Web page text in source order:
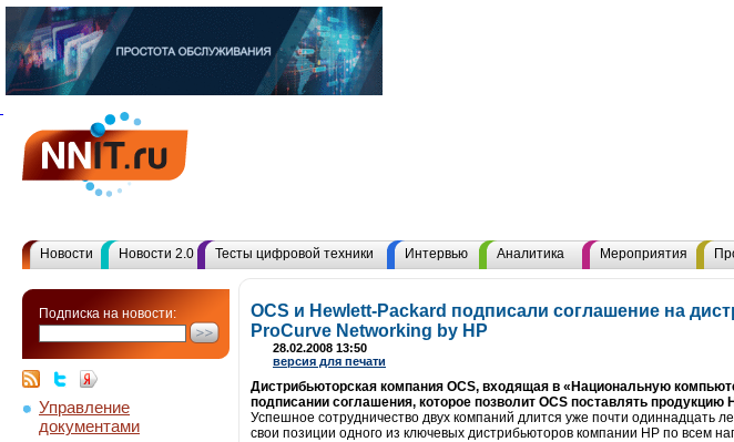
Новости Новости 2.0 Тесты цифровой техники Интервью Аналитика Мероприятия
Подписка на новости:
Управление
документами
OCS и Hewlett-Packard подписали соглашение на
ProCurve Networking by HP
28.02.2008 13:50
версия для печати
Дистрибьюторская компания OCS, входящая в «Национальную
подписании соглашения, которое позволит OCS поставлять продукцию
Успешное сотрудничество двух компаний длится уже почти одиннадцать
свои позиции одного из ключевых дистрибьюторов компании HP по всем